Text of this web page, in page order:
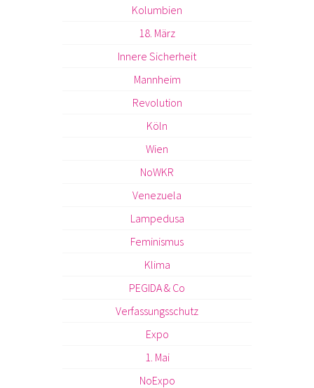
Kolumbien
18. März
Innere Sicherheit
Mannheim
Revolution
Köln
Wien
NoWKR
Venezuela
Lampedusa
Feminismus
Klima
PEGIDA & Co
Verfassungsschutz
Expo
1. Mai
NoExpo